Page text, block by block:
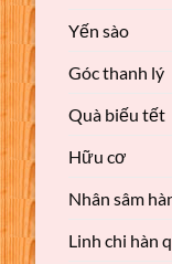
Yến sào
Góc thanh lý
Quà biếu tết
Hữu cơ
Nhân sâm
Linh chi hàn